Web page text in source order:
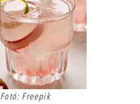
Fotó: Freepik